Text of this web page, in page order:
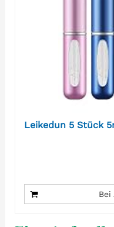
Leikedun 5 Stück
Bei